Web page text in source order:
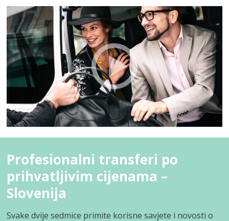
Profesionalni transferi po
prihvatljivim cijenama –
Slovenija
Svake dvije sedmice primite korisne savjete i novosti o